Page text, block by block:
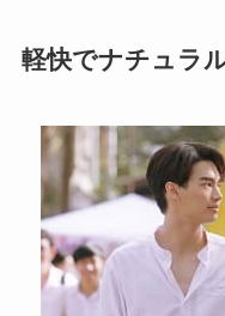
軽快でナチュラ